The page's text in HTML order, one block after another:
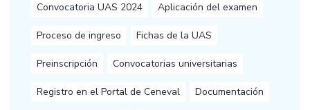
Convocatoria UAS 2024 Aplicación del examen
Proceso de ingreso Fichas de la UAS
Preinscripción Convocatorias universitarias
Registro en el Portal de Ceneval Documentación